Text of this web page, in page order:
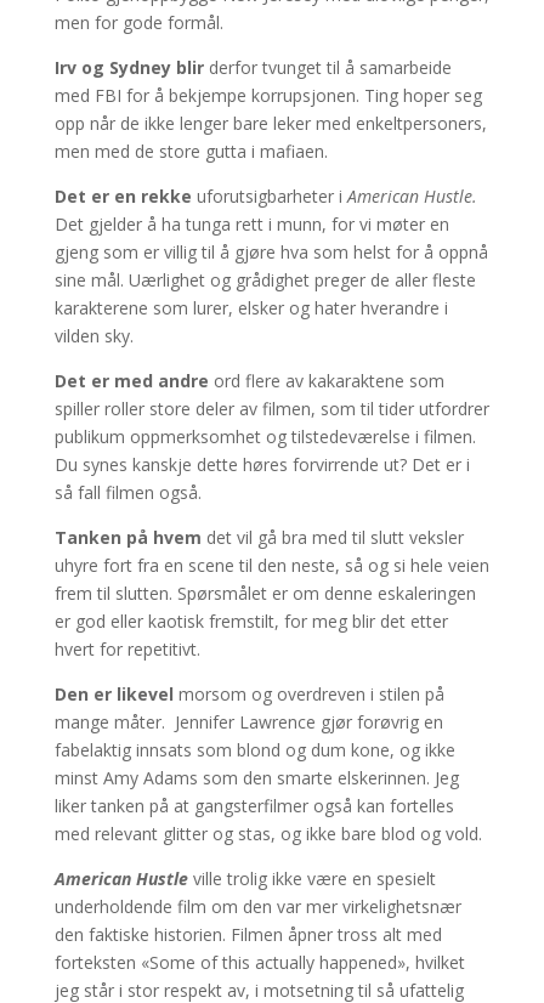
men for gode formål.
Irv og Sydney blirderfor tvunget til å samarbeide
med FBI for å bekjempe korrupsjonen. Ting hoper seg
opp når de ikke lenger bare leker med enkeltpersoners,
men med de store gutta i mafiaen.
Det er en rekke uforutsigbarheter iAmerican Hustle.
Det gjelder å ha tunga rett i munn, for vi møter en
gjeng som er villig til å gjøre hva som helst for å oppnå
sine mål. Uærlighet og grådighet preger de aller fleste
karakterene som lurer, elsker og hater hverandre i
vilden sky.
Det er med andre ord flere av kakaraktene som
spiller roller store deler av filmen, som til tider utfordrer
publikum oppmerksomhet og tilstedeværelse i filmen.
Du synes kanskje dette høres forvirrende ut? Det er i
så fall filmen også.
Tanken på hvem det vil gå bra med til slutt veksler
uhyre fort fra en scene til den neste, så og si hele veien
frem til slutten. Spørsmålet er om denne eskaleringen
er god eller kaotisk fremstilt, for meg blir det etter
hvert for repetitivt.
Den er likevel morsom og overdreven i stilen på
mange måter. Jennifer Lawrence gjør forøvrig en
fabelaktig innsats som blond og dum kone, og ikke
minst Amy Adams som den smarte elskerinnen. Jeg
liker tanken på at gangsterfilmer også kan fortelles
med relevant glitter og stas, og ikke bare blod og vold.
American Hustleville trolig ikke være en spesielt
underholdende film om den var mer virkelighetsnær
den faktiske historien. Filmen åpner tross alt med
forteksten «Some of this actually happened», hvilket
jeg står i stor respekt av, i motsetning til så ufattelig